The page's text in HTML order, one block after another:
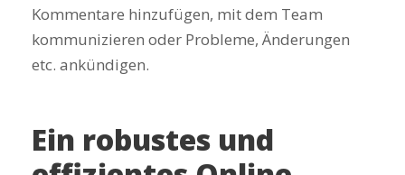
Kommentare hinzufügen, mit dem Team
kommunizieren oder Probleme, Änderungen
etc. ankündigen.
Ein robustes und